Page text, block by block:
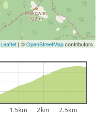
Leaflet | ©OpenStreetMapcontributors
1.5km 2km 2.5km